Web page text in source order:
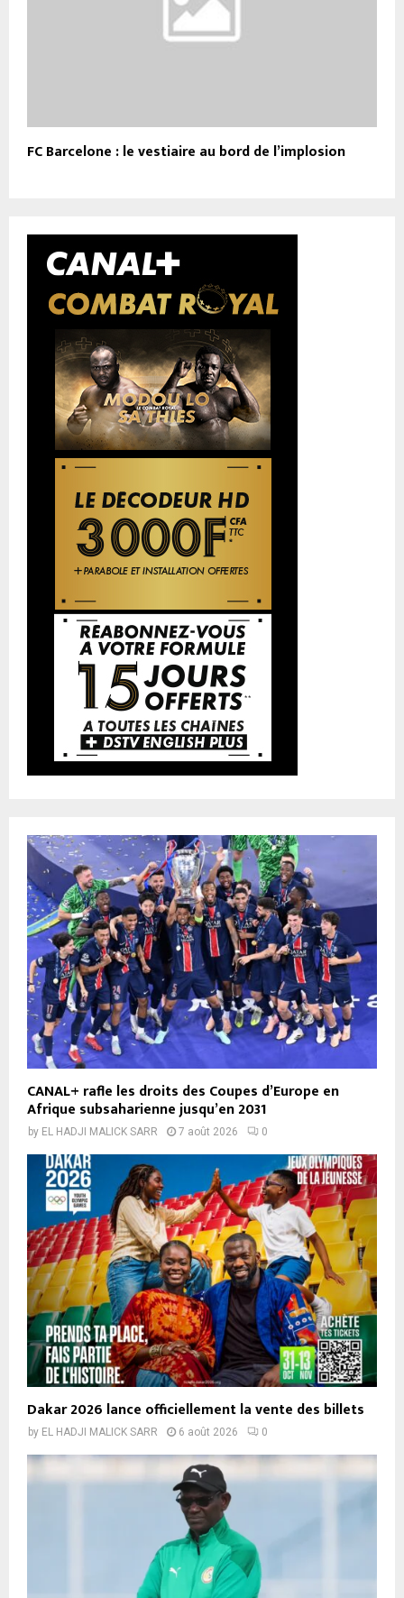
FC Barcelone : le vestiaire au bord de l’implosion
CANAL+ rafle les droits des Coupes d’Europe en
Afrique subsaharienne jusqu’en 2031
by EL HADJI MALICK SARR 7 août 2026 0
Dakar 2026 lance officiellement la vente des billets
by EL HADJI MALICK SARR 6 août 2026 0